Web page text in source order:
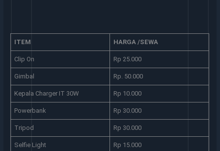
ITEM HARGA /SEWA
Clip On Rp 25.000
Gimbal Rp. 50.000
Kepala Charger IT 30W Rp 10.000
Powerbank Rp 30.000
Tripod Rp 30.000
Selfie Light Rp 15.000